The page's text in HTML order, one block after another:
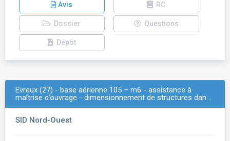
Avis RC
Dossier Questions
Dépôt
Evreux (27) - base aérienne 105 – m6 - assistance à
maîtrise d’ouvrage - dimensionnement de structures dan…
SID Nord-Ouest